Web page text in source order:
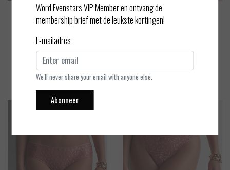
EUR 100,00
Bekijken
Aubade
EUR 100,00
Bekijken
Word Evenstars VIP Member en ontvang de
membership brief met de leukste kortingen!
E-mailadres
We'll never share your email with anyone else.
Abonneer